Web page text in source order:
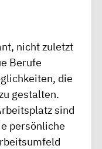
nicht zuletzt
Berufe
die
gestalten.
sind
persönliche